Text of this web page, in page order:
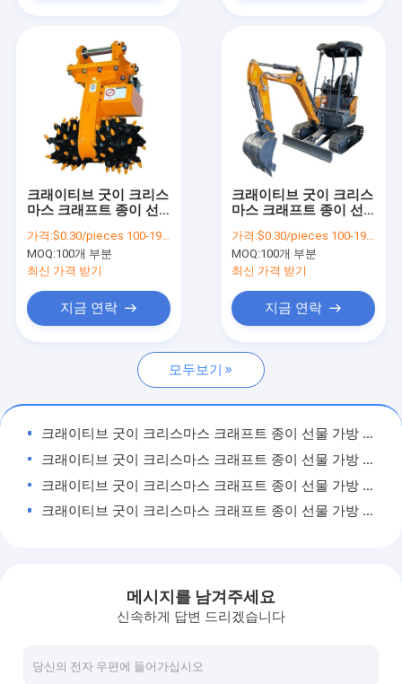
저희와 연락
사건
블로그
인용 을 요청 하십시오
가벼운 강철 켈
스틸 페인트 키일
금속 프레임 부품
달천장 그리드
크래이티브 굿이 크리스
마스 크래프트 종이 선
티에 자신의 로고와
가격:$0.30/pieces 100-1999 pieces
MOQ:100개 부분
최신 가격 받기
지금 연락
크래이티브 굿이 크리스
마스 크래프트 종이 선
티에 자신의 로고와
가격:$0.30/pieces 100-1999 pieces
MOQ:100개 부분
최신 가격 받기
지금 연락
모두보기
크래이티브 굿이 크리스마스 크래프트 종이 선물 가방 Xmas 장식 파티에 자신의 로고와
크래이티브 굿이 크리스마스 크래프트 종이 선물 가방 Xmas 장식 파티에 자신의 로고와
크래이티브 굿이 크리스마스 크래프트 종이 선물 가방 Xmas 장식 파티에 자신의 로고와
크래이티브 굿이 크리스마스 크래프트 종이 선물 가방 Xmas 장식 파티에 자신의 로고와
크래이티브 굿이 크리스마스 크래프트 종이 선물 가방 Xmas 장식 파티에 자신의 로고와
크래이티브 굿이 크리스마스 크래프트 종이 선물 가방 Xmas 장식 파티에 자신의 로고와
크래이티브 굿이 크리스마스 크래프트 종이 선물 가방 Xmas 장식 파티에 자신의 로고와
메시지를 남겨주세요
신속하게 답변 드리겠습니다